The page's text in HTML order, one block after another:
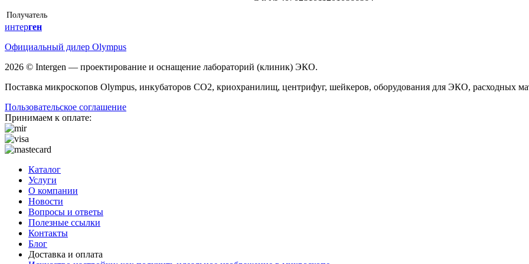
Получатель
интерген
Официальный дилер Olympus
2026 © Intergen — проектирование и оснащение лабораторий (клиник) ЭКО.
Поставка микроскопов Olympus, инкубаторов CO2, криохранилищ, центрифуг, шейкеров, оборудования для ЭКО, расходных
Пользовательское соглашение
Принимаем к оплате:
Каталог
Услуги
О компании
Новости
Вопросы и ответы
Полезные ссылки
Контакты
Блог
Доставка и оплата